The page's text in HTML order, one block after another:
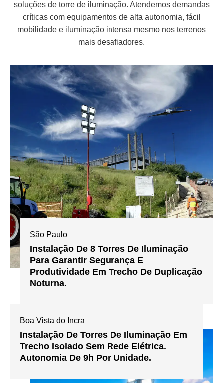
soluções de torre de iluminação. Atendemos demandas
críticas com equipamentos de alta autonomia, fácil
mobilidade e iluminação intensa mesmo nos terrenos
mais desafiadores.
São Paulo
Instalação De 8 Torres De Iluminação
Para Garantir Segurança E
Produtividade Em Trecho De Duplicação
Noturna.
Boa Vista do Incra
Instalação De Torres De Iluminação Em
Trecho Isolado Sem Rede Elétrica.
Autonomia De 9h Por Unidade.